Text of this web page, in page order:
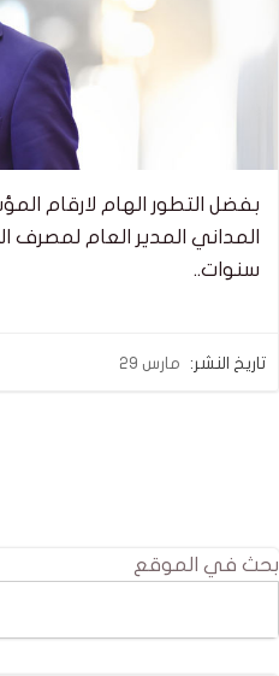
بفضل التطور الهام لارقام
المداني المدير العام لمصرف
سنوات..
تاريخ النشر: مارس 29
بحث في الموقع